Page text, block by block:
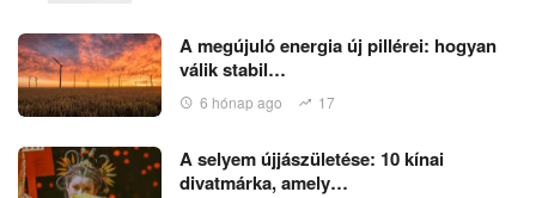
A megújuló energia új pillérei: hogyan
válik stabil…
6 hónap ago 17
A selyem újjászületése: 10 kínai
divatmárka, amely…